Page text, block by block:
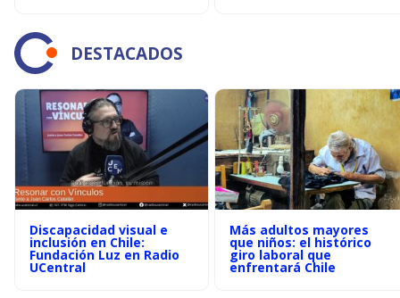
DESTACADOS
Discapacidad visual e
inclusión en Chile:
Fundación Luz en Radio
UCentral
Más adultos mayores
que niños: el histórico
giro laboral que
enfrentará Chile